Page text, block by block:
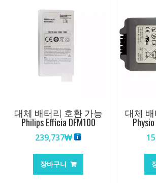
대체 배터리 호환 가능
Philips Efficia DFM100
239,737₩
장바구니
대체